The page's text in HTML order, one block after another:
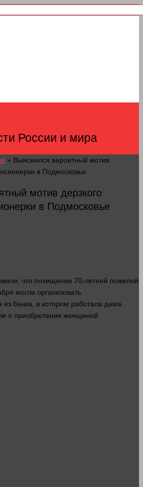
России и мира
» Выяснился вероятный мотив
в Подмосковье
мотив дерзкого
в Подмосковье
что похищение 70-летней пожилой
могли организовать
из банка, в котором работала дама.
о приобретении женщиной